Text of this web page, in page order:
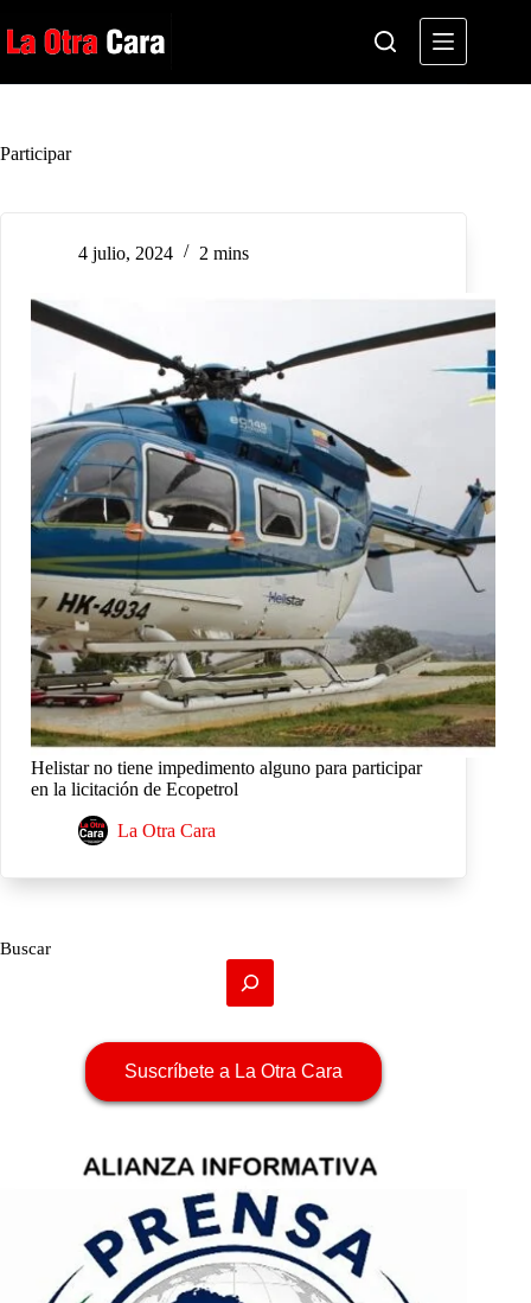
al
contenido
Participar
4 julio, 2024 2 mins
Helistar no tiene impedimento alguno para participar
en la licitación de Ecopetrol
La Otra Cara
Buscar
Suscríbete a La Otra Cara